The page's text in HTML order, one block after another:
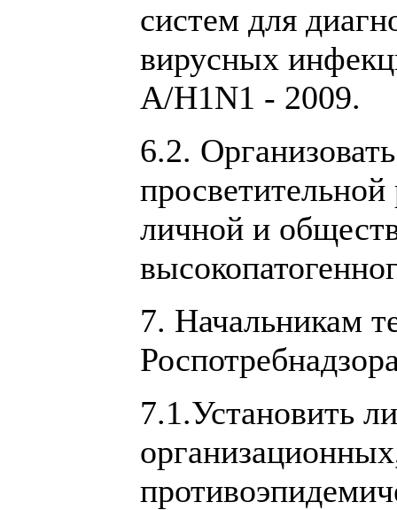
систем для
вирусных
А/Н1N1 - 2009.
6.2.
личной и
7. Начальникам
7.1.Установить